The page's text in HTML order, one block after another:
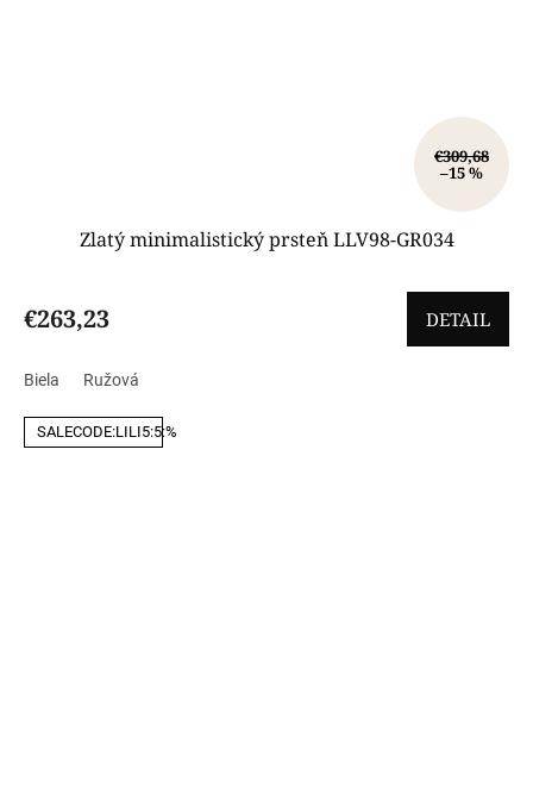
€309,68
–15 %
Zlatý minimalistický prsteň LLV98-GR034
€263,23 DETAIL
Biela Ružová
SALECODE:LILI5:5:%